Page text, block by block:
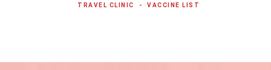
TRAVEL CLINIC VACCINE LIST